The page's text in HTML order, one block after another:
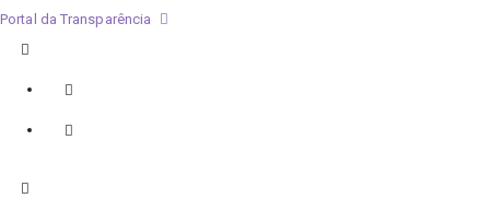
Portal da Transparência